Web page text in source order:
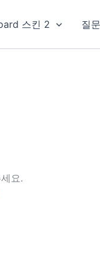
스킨 2 질
요.